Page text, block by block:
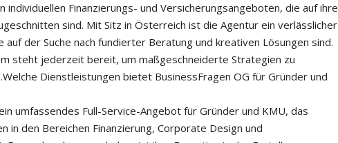
Finanzierungs- und Versicherungsangeboten, die auf ihre
sind. Mit Sitz in Österreich ist die Agentur ein verlässlicher
der Suche nach fundierter Beratung und kreativen Lösungen sind.
steht jederzeit bereit, um maßgeschneiderte Strategien zu
Dienstleistungen bietet BusinessFragen OG für Gründer und
umfassendes Full-Service-Angebot für Gründer und KMU, das
in den Bereichen Finanzierung, Corporate Design und